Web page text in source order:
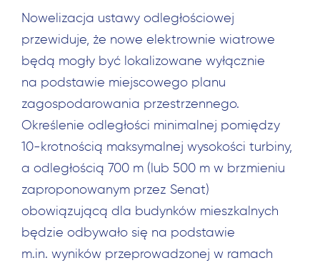
Nowelizacja ustawy odległościowej
przewiduje, że nowe elektrownie wiatrowe
będą mogły być lokalizowane wyłącznie
na podstawie miejscowego planu
zagospodarowania przestrzennego.
Określenie odległości minimalnej pomiędzy
10-krotnością maksymalnej wysokości turbiny,
a odległością 700 m (lub 500 m w brzmieniu
zaproponowanym przez Senat)
obowiązującą dla budynków mieszkalnych
będzie odbywało się na podstawie
m.in. wyników przeprowadzonej w ramach